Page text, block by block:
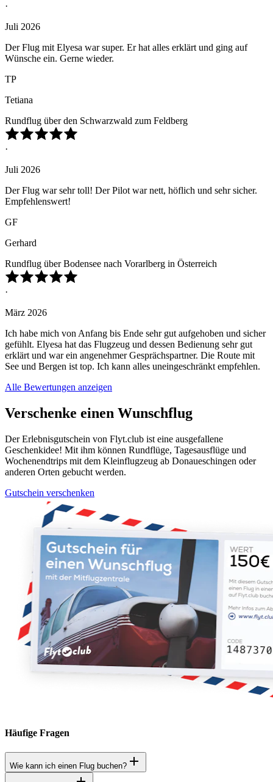
·
Juli 2026
Der Flug mit Elyesa war super. Er hat alles erklärt und ging auf
Wünsche ein. Gerne wieder.
TP
Tetiana
Rundflug über den Schwarzwald zum Feldberg
·
Juli 2026
Der Flug war sehr toll! Der Pilot war nett, höflich und sehr sicher.
Empfehlenswert!
GF
Gerhard
Rundflug über Bodensee nach Vorarlberg in Österreich
·
März 2026
Ich habe mich von Anfang bis Ende sehr gut aufgehoben und sicher
gefühlt. Elyesa hat das Flugzeug und dessen Bedienung sehr gut
erklärt und war ein angenehmer Gesprächspartner. Die Route mit
See und Bergen ist top. Ich kann alles uneingeschränkt empfehlen.
Alle Bewertungen anzeigen
Verschenke einen Wunschflug
Der Erlebnisgutschein von Flyt.club ist eine ausgefallene
Geschenkidee! Mit ihm können Rundflüge, Tagesausflüge und
Wochenendtrips mit dem Kleinflugzeug ab Donaueschingen oder
anderen Orten gebucht werden.
Gutschein verschenken
Häufige Fragen
Wie kann ich einen Flug buchen?